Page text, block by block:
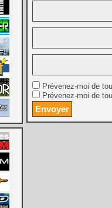
Prévenez-moi de
Prévenez-moi de